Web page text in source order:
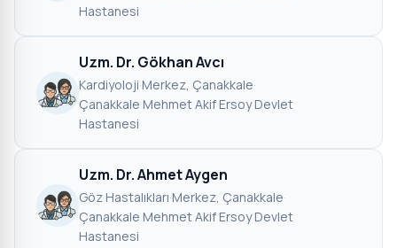
Hastanesi
Uzm. Dr. Gökhan Avcı
Kardiyoloji·Merkez, Çanakkale·
Çanakkale Mehmet Akif Ersoy Devlet
Hastanesi
Uzm. Dr. Ahmet Aygen
Göz Hastalıkları·Merkez, Çanakkale·
Çanakkale Mehmet Akif Ersoy Devlet
Hastanesi